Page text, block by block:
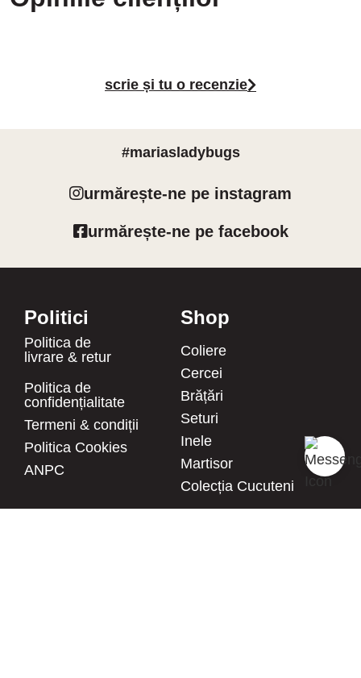
scrie și tu o recenzie
#mariasladybugs
urmărește-ne pe instagram
urmărește-ne pe facebook
Politici
Politica de
livrare & retur
Politica de
confidențialitate
Termeni & condiții
Politica Cookies
ANPC
Shop
Coliere
Cercei
Brățări
Seturi
Inele
Martisor
Colecția Cucuteni